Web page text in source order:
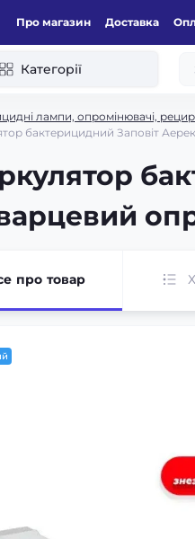
Про магазин Доставка
Категорії
лампи, опромінювачі,
бактерицидний Заповіт
про товар